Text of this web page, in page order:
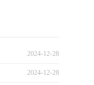
2024-12-28
2024-12-28